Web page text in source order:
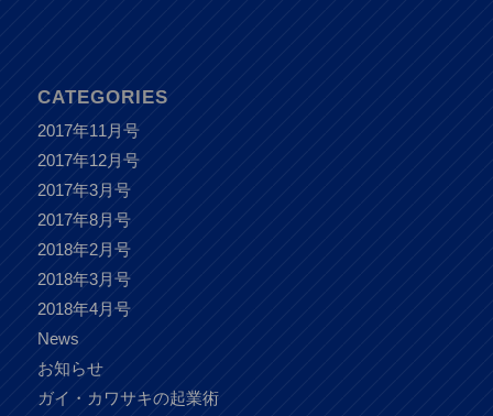
CATEGORIES
2017年11月号
2017年12月号
2017年3月号
2017年8月号
2018年2月号
2018年3月号
2018年4月号
News
お知らせ
ガイ・カワサキの起業術